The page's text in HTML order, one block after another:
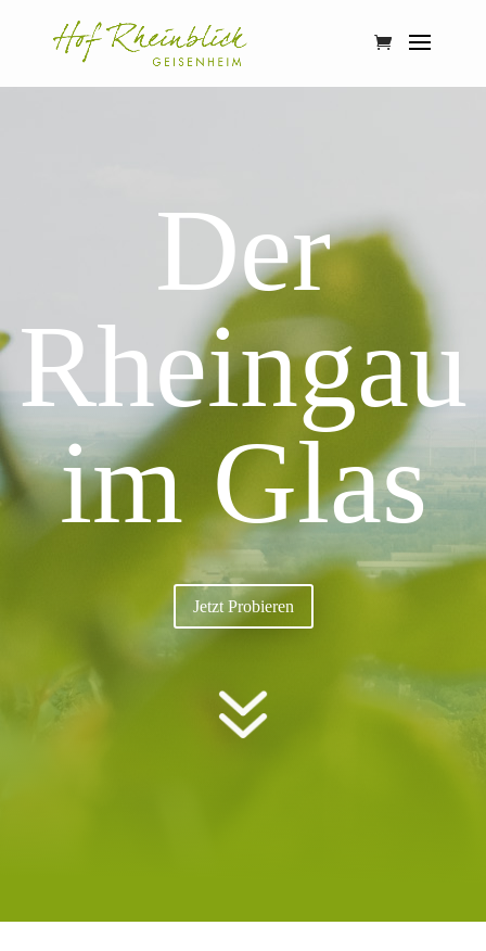
Der
Rheingau
im Glas
Jetzt Probieren
7